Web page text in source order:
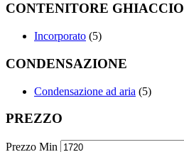
CONTENITORE GHIACCIO
Incorporato (5)
CONDENSAZIONE
Condensazione ad aria (5)
PREZZO
Prezzo Min